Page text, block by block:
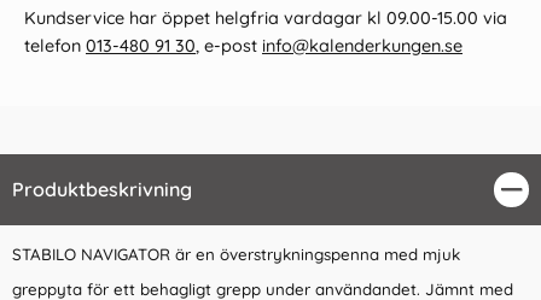
Kundservice har öppet helgfria vardagar kl 09.00-15.00 via
telefon 013-480 91 30, e-post info@kalenderkungen.se
Produktbeskrivning
STABILO NAVIGATOR är en överstrykningspenna med mjuk
greppyta för ett behagligt grepp under användandet. Jämnt med